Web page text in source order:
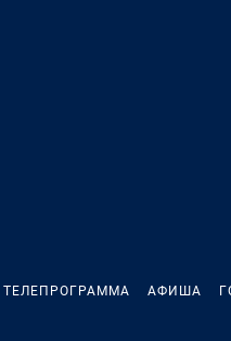
ТЕЛЕПРОГРАММА АФИША